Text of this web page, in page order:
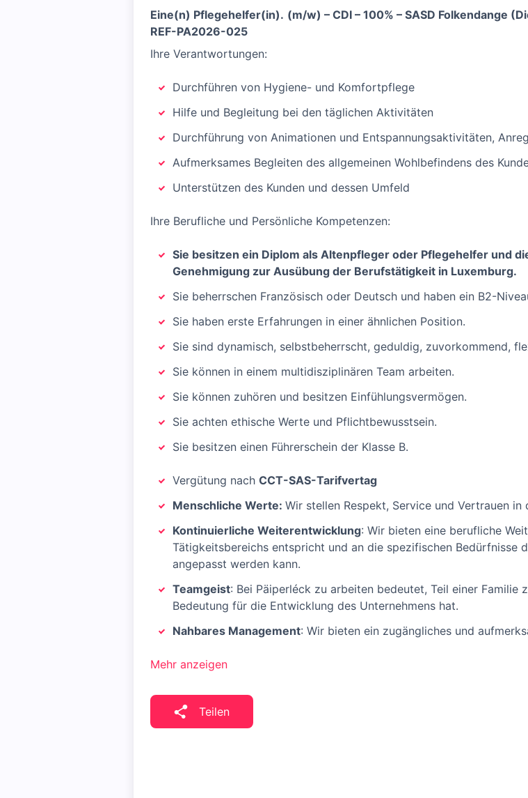
Eine(n) Pflegehelfer(in). (m/w) – CDI – 100% – SASD Folkendange
REF-PA2026-025
Ihre Verantwortungen:
Durchführen von Hygiene- und Komfortpflege
Hilfe und Begleitung bei den täglichen Aktivitäten
Durchführung von Animationen und Entspannungsaktivitäten,
Aufmerksames Begleiten des allgemeinen Wohlbefindens des
Unterstützen des Kunden und dessen Umfeld
Ihre Berufliche und Persönliche Kompetenzen:
Sie besitzen ein Diplom als Altenpfleger oder Pflegehelfer und
Genehmigung zur Ausübung der Berufstätigkeit in Luxemburg.
Sie beherrschen Französisch oder Deutsch und haben ein B2-
Sie haben erste Erfahrungen in einer ähnlichen Position.
Sie sind dynamisch, selbstbeherrscht, geduldig, zuvorkommend,
Sie können in einem multidisziplinären Team arbeiten.
Sie können zuhören und besitzen Einfühlungsvermögen.
Sie achten ethische Werte und Pflichtbewusstsein.
Sie besitzen einen Führerschein der Klasse B.
Vergütung nach CCT-SAS-Tarifvertag
Menschliche Werte: Wir stellen Respekt, Service und Vertrauen
Kontinuierliche Weiterentwicklung: Wir bieten eine berufliche
Tätigkeitsbereichs entspricht und an die spezifischen Bedürfnisse
angepasst werden kann.
Teamgeist: Bei Päiperléck zu arbeiten bedeutet, Teil einer Familie
Bedeutung für die Entwicklung des Unternehmens hat.
Nahbares Management: Wir bieten ein zugängliches und
Mehr anzeigen
Teilen